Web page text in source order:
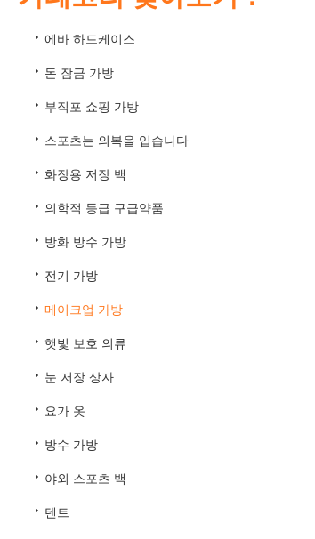
에바 하드케이스
돈 잠금 가방
부직포 쇼핑 가방
스포츠는 의복을 입습니다
화장용 저장 백
의학적 등급 구급약품
방화 방수 가방
전기 가방
메이크업 가방
햇빛 보호 의류
눈 저장 상자
요가 옷
방수 가방
야외 스포츠 백
텐트